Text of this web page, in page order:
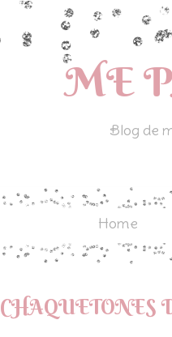
ME
Blog de
Home
CHAQUETONES